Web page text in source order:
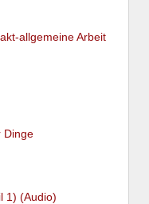
allgemeine Arbeit
Dinge
1) (Audio)